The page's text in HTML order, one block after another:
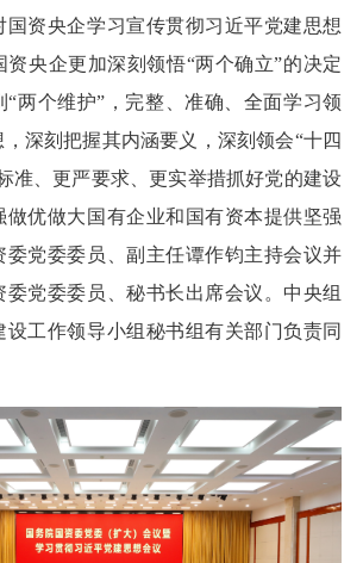
国资央企学习宣传贯彻习近平党建思想
资央企更加深刻领悟“两个确立”的决定
“两个维护”，完整、准确、全面学习领
深刻把握其内涵要义，深刻领会“十四
准、更严要求、更实举措抓好党的建设
做优做大国有企业和国有资本提供坚强
委党委委员、副主任谭作钧主持会议并
委党委委员、秘书长出席会议。中央组
工作领导小组秘书组有关部门负责同